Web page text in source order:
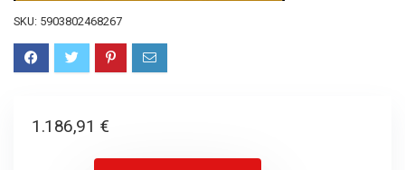
SKU: 5903802468267
1.186,91 €